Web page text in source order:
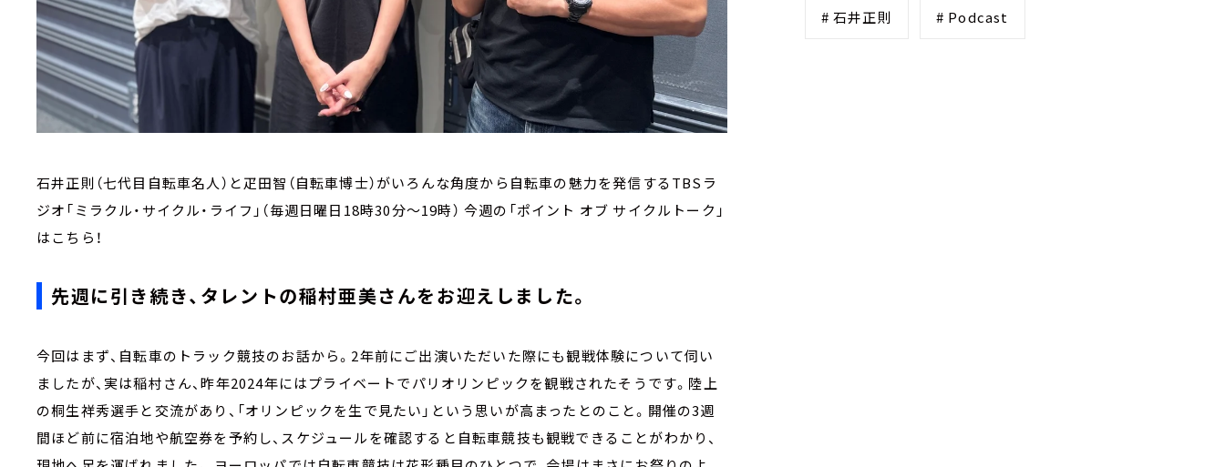
石井正則（七代目自転車名人）と疋田智（自転車博士）がいろんな角度から自転車の魅力を発信するTBSラ
ジオ「ミラクル・サイクル・ライフ」（毎週日曜日18時30分～19時） 今週の「ポイント オブ サイクルトーク」
はこちら！
先週に引き続き、タレントの稲村亜美さんをお迎えしました。
今回はまず、自転車のトラック競技のお話から。2年前にご出演いただいた際にも観戦体験について伺い
ましたが、実は稲村さん、昨年2024年にはプライベートでパリオリンピックを観戦されたそうです。陸上
の桐生祥秀選手と交流があり、「オリンピックを生で見たい」という思いが高まったとのこと。開催の3週
間ほど前に宿泊地や航空券を予約し、スケジュールを確認すると自転車競技も観戦できることがわかり、
# 石井正則 # Podcast